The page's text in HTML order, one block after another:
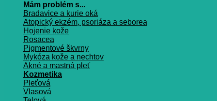
Mám problém s...
Bradavice a kurie oká
Atopický ekzém, psoriáza a seborea
Hojenie kože
Rosacea
Pigmentové škvrny
Mykóza kože a nechtov
Akné a mastná pleť
Kozmetika
Pleťová
Vlasová